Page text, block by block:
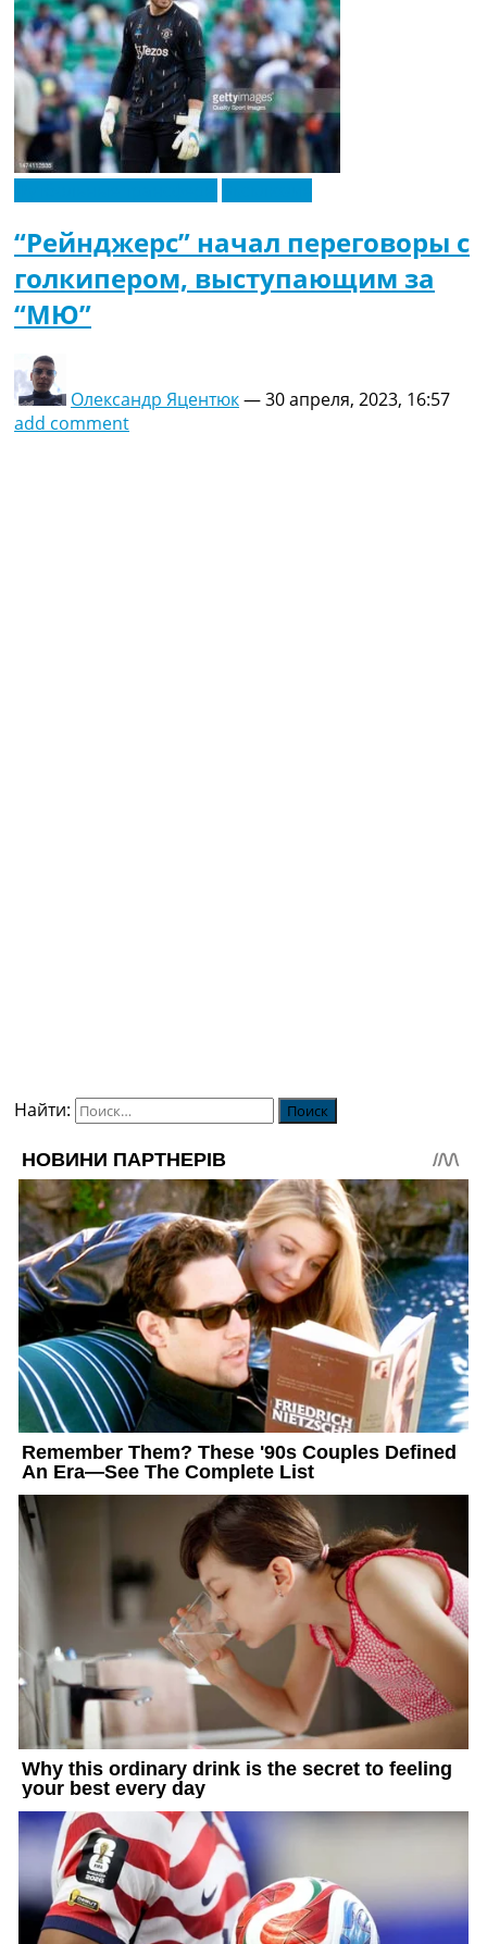
“Рейнджерс” начал переговоры с
голкипером, выступающим за
“МЮ”
Олександр Яцентюк—30 апреля, 2023, 16:57
add comment
Найти: